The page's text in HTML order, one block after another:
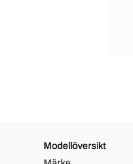
Modellöversikt